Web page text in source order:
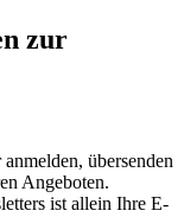
zur
übersenden
Angeboten.
ist allein Ihre E-